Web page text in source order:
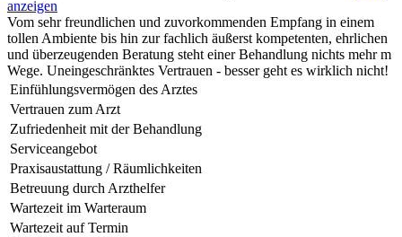
anzeigen
Vom sehr freundlichen und zuvorkommenden Empfang in einem
tollen Ambiente bis hin zur fachlich äußerst kompetenten, ehrlichen
und überzeugenden Beratung steht einer Behandlung nichts mehr m
Wege. Uneingeschränktes Vertrauen - besser geht es wirklich nicht!
Einfühlungsvermögen des Arztes
Vertrauen zum Arzt
Zufriedenheit mit der Behandlung
Serviceangebot
Praxisaustattung / Räumlichkeiten
Betreuung durch Arzthelfer
Wartezeit im Warteraum
Wartezeit auf Termin